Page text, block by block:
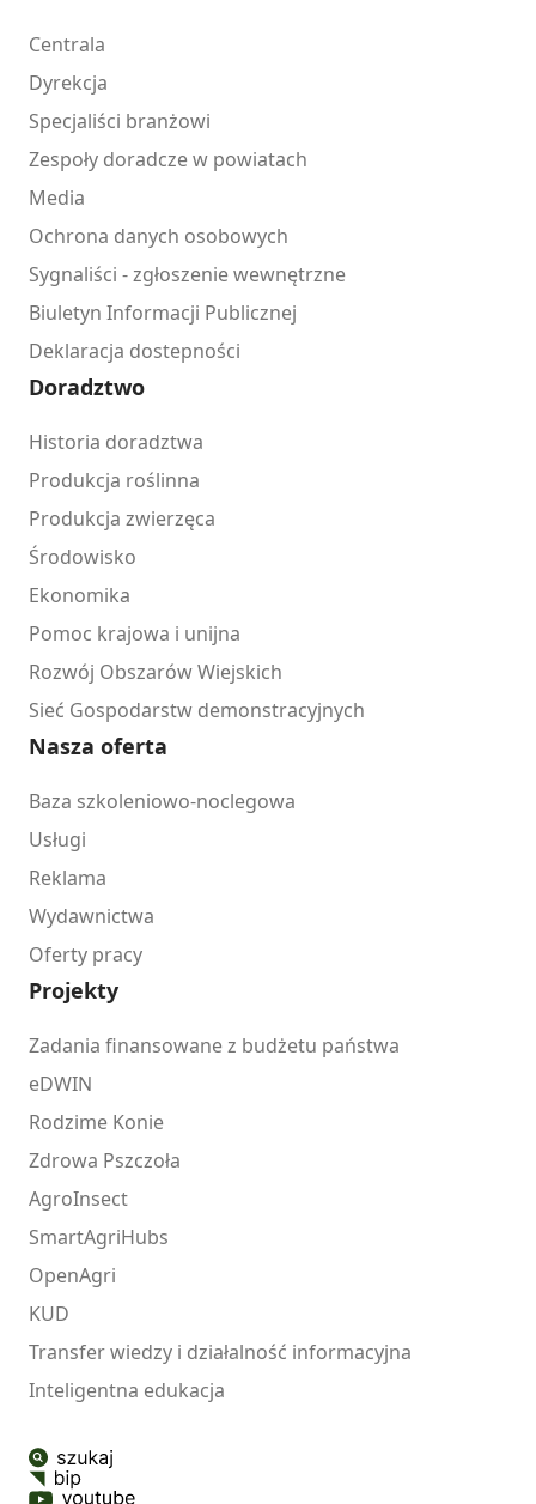
Centrala
Dyrekcja
Specjaliści branżowi
Zespoły doradcze w powiatach
Media
Ochrona danych osobowych
Sygnaliści - zgłoszenie wewnętrzne
Biuletyn Informacji Publicznej
Deklaracja dostepności
Doradztwo
Historia doradztwa
Produkcja roślinna
Produkcja zwierzęca
Środowisko
Ekonomika
Pomoc krajowa i unijna
Rozwój Obszarów Wiejskich
Sieć Gospodarstw demonstracyjnych
Nasza oferta
Baza szkoleniowo-noclegowa
Usługi
Reklama
Wydawnictwa
Oferty pracy
Projekty
Zadania finansowane z budżetu państwa
eDWIN
Rodzime Konie
Zdrowa Pszczoła
AgroInsect
SmartAgriHubs
OpenAgri
KUD
Transfer wiedzy i działalność informacyjna
Inteligentna edukacja